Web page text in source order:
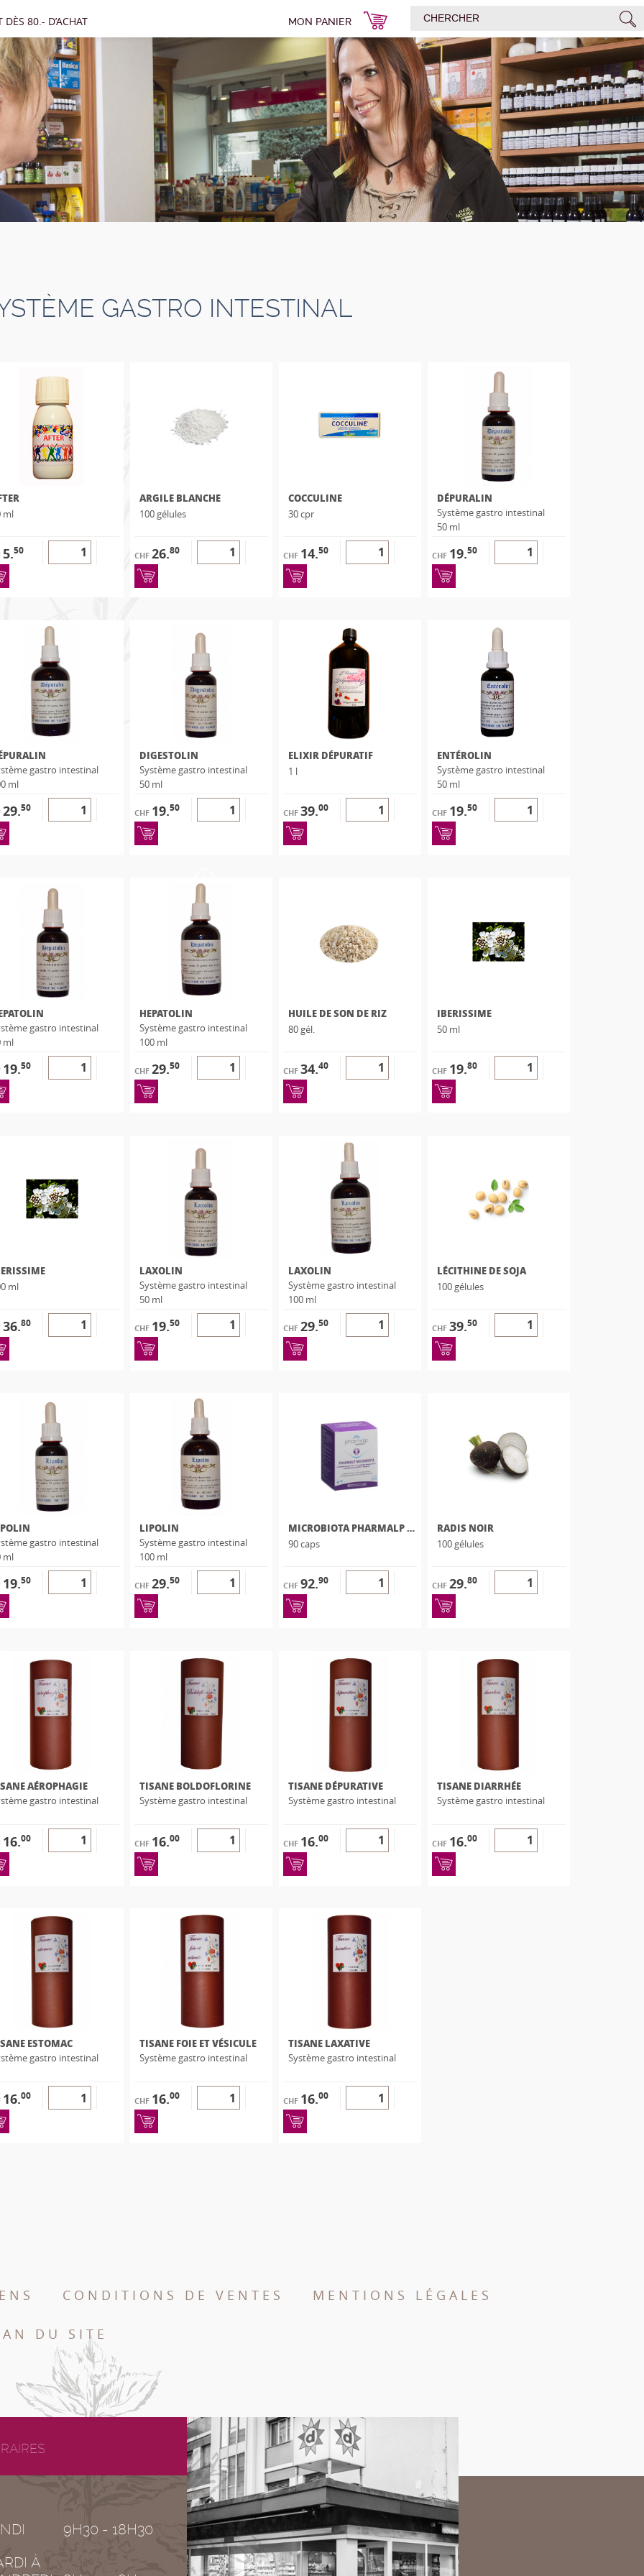
DÈS 80.- D’ACHAT MON PANIER
GASTRO INTESTINAL
ml
5.50
ARGILE BLANCHE
100 gélules
CHF 26.80
COCCULINE
30 cpr
CHF 14.50
DÉPURALIN
Système gastro intestinal
50 ml
CHF 19.50
gastro intestinal
ml
29.50
DIGESTOLIN
Système gastro intestinal
50 ml
CHF 19.50
ELIXIR DÉPURATIF
1 l
CHF 39.00
ENTÉROLIN
Système gastro intestinal
50 ml
CHF 19.50
gastro intestinal
ml
19.50
HEPATOLIN
Système gastro intestinal
100 ml
CHF 29.50
HUILE DE SON DE RIZ
80 gél.
CHF 34.40
IBERISSIME
50 ml
CHF 19.80
ml
36.80
LAXOLIN
Système gastro intestinal
50 ml
CHF 19.50
LAXOLIN
Système gastro intestinal
100 ml
CHF 29.50
LÉCITHINE DE SOJA
100 gélules
CHF 39.50
gastro intestinal
ml
19.50
LIPOLIN
Système gastro intestinal
100 ml
CHF 29.50
MICROBIOTA PHARMALP 90 CAPS
90 caps
CHF 92.90
RADIS NOIR
100 gélules
CHF 29.80
AÉROPHAGIE
gastro intestinal
16.00
TISANE BOLDOFLORINE
Système gastro intestinal
CHF 16.00
TISANE DÉPURATIVE
Système gastro intestinal
CHF 16.00
TISANE DIARRHÉE
Système gastro intestinal
CHF 16.00
ESTOMAC
gastro intestinal
16.00
TISANE FOIE ET VÉSICULE
Système gastro intestinal
CHF 16.00
TISANE LAXATIVE
Système gastro intestinal
CHF 16.00
CONDITIONS DE VENTES MENTIONS LÉGALES
DU SITE
9H30 - 18H30
À